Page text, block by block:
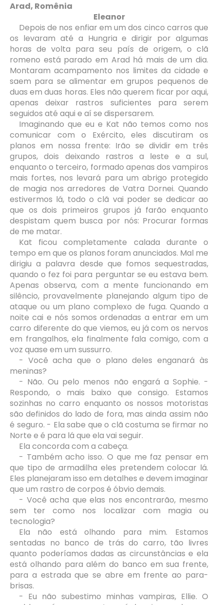
Arad, Romênia
Eleanor
Depois de nos enfiar em um dos cinco carros que
os levaram até a Hungria e dirigir por algumas
horas de volta para seu país de origem, o clã
romeno está parado em Arad há mais de um dia.
Montaram acampamento nos limites da cidade e
saem para se alimentar em grupos pequenos de
duas em duas horas. Eles não querem ficar por aqui,
apenas deixar rastros suficientes para serem
seguidos até aqui e aí se dispersarem.
Imaginando que eu e Kat não temos como nos
comunicar com o Exército, eles discutiram os
planos em nossa frente: Irão se dividir em três
grupos, dois deixando rastros a leste e a sul,
enquanto o terceiro, formado apenas dos vampiros
mais fortes, nos levará para um abrigo protegido
de magia nos arredores de Vatra Dornei. Quando
estivermos lá, todo o clã vai poder se dedicar ao
que os dois primeiros grupos já farão enquanto
despistam quem busca por nós: Procurar formas
de me matar.
Kat ficou completamente calada durante o
tempo em que os planos foram anunciados. Mal me
dirigiu a palavra desde que fomos sequestradas,
quando o fez foi para perguntar se eu estava bem.
Apenas observa, com a mente funcionando em
silêncio, provavelmente planejando algum tipo de
ataque ou um plano complexo de fuga. Quando a
noite cai e nós somos ordenadas a entrar em um
carro diferente do que viemos, eu já com os nervos
em frangalhos, ela finalmente fala comigo, com a
voz quase em um sussurro.
- Você acha que o plano deles enganará às
meninas?
- Não. Ou pelo menos não engará a Sophie. -
Respondo, o mais baixo que consigo. Estamos
sozinhas no carro enquanto os nossos motoristas
são definidos do lado de fora, mas ainda assim não
é seguro. - Ela sabe que o clã costuma se firmar no
Norte e é para lá que ela vai seguir.
Ela concorda com a cabeça.
- Também acho isso. O que me faz pensar em
que tipo de armadilha eles pretendem colocar lá.
Eles planejaram isso em detalhes e devem imaginar
que um rastro de corpos é óbvio demais.
- Você acha que elas nos encontrarão, mesmo
sem ter como nos localizar com magia ou
tecnologia?
Ela não está olhando para mim. Estamos
sentadas no banco de trás do carro, tão livres
quanto poderíamos dadas as circunstâncias e ela
está olhando para além do banco em sua frente,
para a estrada que se abre em frente ao para-
brisas.
- Eu não subestimo minhas vampiras, Ellie. O